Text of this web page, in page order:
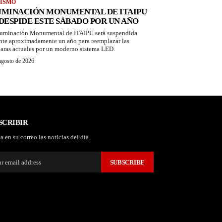
MONUMENTAL DE ITAIPU
ESTE SÁBADO POR UN AÑO
Monumental de ITAIPU será suspendida
aproximadamente un año para reemplazar las
actuales por un moderno sistema LED.
de 2026
en su correo las noticias del día.
SUBSCRIBE